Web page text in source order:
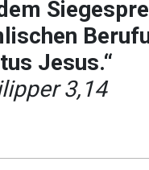
Jesus.“
3,14